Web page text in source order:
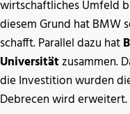
wirtschaftliches Umfeld
diesem Grund hat BMW
schafft. Parallel dazu hat
Universitätzusammen.
die Investition wurden
Debrecen wird erweitert.